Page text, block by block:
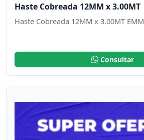
Haste Cobreada 12MM x 3.00MT
Haste Cobreada 12MM x 3.00MT EMM
Consultar